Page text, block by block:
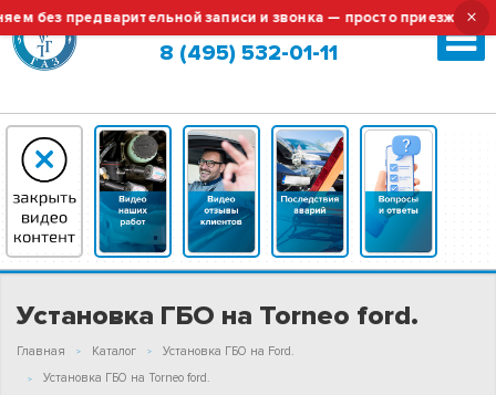
предварительной записи и звонка — просто приезжайте!×
Москва (сменить город?)
8 (495) 532-01-11
Установка ГБО на Torneo ford.
Главная Каталог
Установка ГБО на Ford.
Установка ГБО на Torneo ford.